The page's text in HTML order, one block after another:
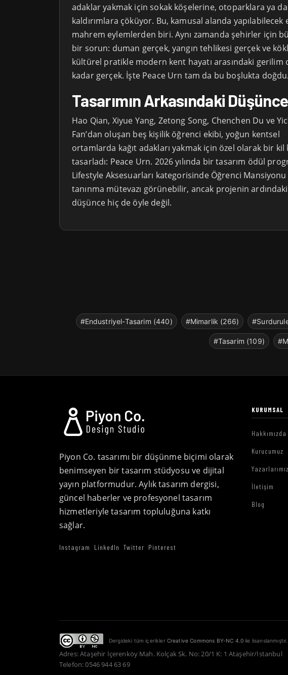
adaklar yakmak için sokak köşelerine, otoparklara ya da
kaldırımlara çöküyor. Bu, kamusal alanda yapılabilecek
mahrem eylemlerden biri. Aynı zamanda şehirler için
bir sorun: duman gerçek, yangın tehlikesi gerçek ve
kültürel pratikle modern kent hayatı arasındaki gerilim
kadar gerçek. İşte Peace Urn tam da bu boşlukta doğdu.
Tasarımın Arkasındaki Düşünce
Hao Qian, Xiyue Yang, Zetong Song, Chenchen Du ve
Fan’dan oluşan beş kişilik öğrenci ekibi, yoğun kentsel
ortamlarda kağıt adakları yakmak için özel olarak bir kil
tasarladı: Peace Urn. 2026 yılında bir tasarım ödül
Lifestyle Aksesuarları kategorisinde Öğrenci Mansiyonu
tanınma mütevazı görünebilir, ancak projenin ardındaki
düşünce hiç de öyle değil.
#Endustriyel-Tasarim (440) #Mimarlik (266)
#Tasarim (109)
Piyon Co. tasarımı bir düşünme biçimi olarak
benimseyen bir tasarım stüdyosu ve dijital
yayın platformudur. Aylık tasarım dergisi,
güncel haberler ve profesyonel tasarım
hizmetleriyle tasarım topluluğuna katkı
sağlar.
Instagram LinkedIn Twitter Pinterest
KURUMSAL
Hakkımızda
Kurucumuz
Yazarlarımız
İletişim
Blog
Dergideki tüm içerikler Creative Commons BY-NC 4.0 ile
Adres: Ataşehir İçerenköy Mah. Kolçak Sk. No: 20/1 K: 1 Ataşehir/İstanbul
Telefon: 0546 944 63 69